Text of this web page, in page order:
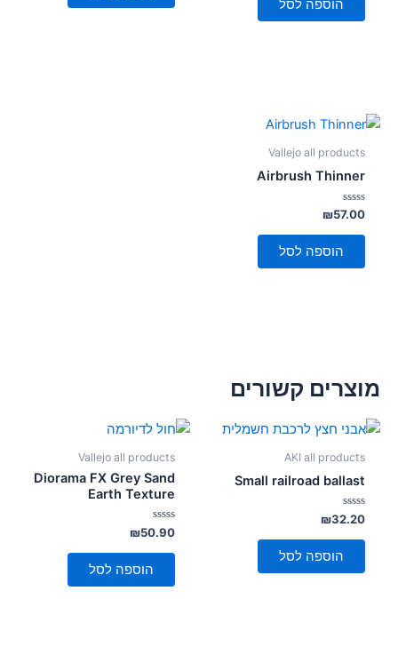
הוספה לסל
Vallejo all products
Airbrush Thinner
דורג
0
מתוך
₪57.00
הוספה לסל
מוצרים קשורים
AKI all products
Small railroad ballast
דורג
0
מתוך
₪32.20
הוספה לסל
Vallejo all products
Diorama FX Grey Sand
Earth Texture
דורג
0
מתוך
₪50.90
הוספה לסל